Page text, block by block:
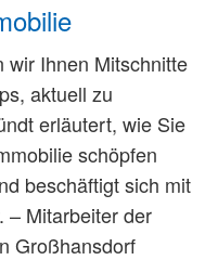
wir Ihnen Mitschnitte
aktuell zu
erläutert, wie Sie
schöpfen
beschäftigt sich mit
– Mitarbeiter der
Großhansdorf